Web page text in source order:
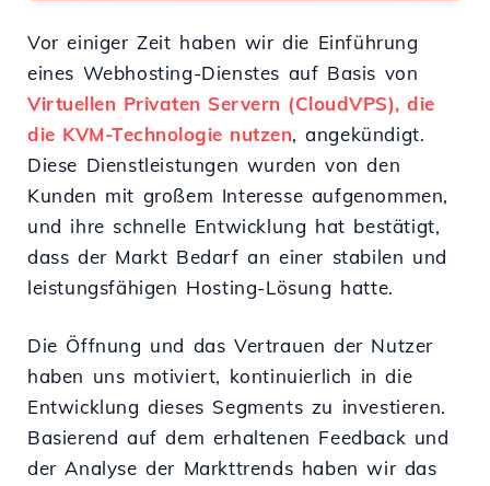
Vor einiger Zeit haben wir die Einführung
eines Webhosting-Dienstes auf Basis von
Virtuellen Privaten Servern (CloudVPS), die
die KVM-Technologie nutzen, angekündigt.
Diese Dienstleistungen wurden von den
Kunden mit großem Interesse aufgenommen,
und ihre schnelle Entwicklung hat bestätigt,
dass der Markt Bedarf an einer stabilen und
leistungsfähigen Hosting-Lösung hatte.
Die Öffnung und das Vertrauen der Nutzer
haben uns motiviert, kontinuierlich in die
Entwicklung dieses Segments zu investieren.
Basierend auf dem erhaltenen Feedback und
der Analyse der Markttrends haben wir das